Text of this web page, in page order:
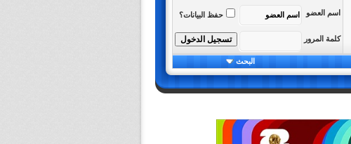
اسم العضو حفظ البيانات؟
كلمة المرور
البحث